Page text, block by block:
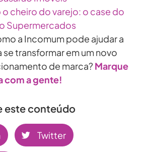
cheiro do varejo: o case do
Supermercados
a Incomum pode ajudar a
se transformar em um novo
de marca?Marque
com a gente!
este conteúdo
Twitter